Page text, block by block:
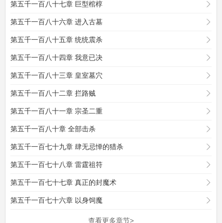
第五千一百八十七章 巨型棺椁
第五千一百八十六章 进入古墓
第五千一百八十五章 统统震杀
第五千一百八十四章 我意已决
第五千一百八十三章 皇室墓穴
第五千一百八十二章 拦路贼
第五千一百八十一章 宗圣二重
第五千一百八十章 全部击杀
第五千一百七十九章 肆无忌惮的猎杀
第五千一百七十八章 雷霆祖符
第五千一百七十七章 真正的封魔术
第五千一百七十六章 以身饲魔
查看更多章节>